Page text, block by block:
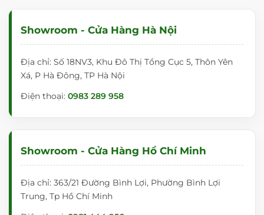
Showroom - Cửa Hàng Hà Nội
Địa chỉ: Số 18NV3, Khu Đô Thị Tổng Cục 5, Thôn Yên
Xá, P Hà Đông, TP Hà Nội
Điện thoại: 0983 289 958
Showroom - Cửa Hàng Hồ Chí Minh
Địa chỉ: 363/21 Đường Bình Lợi, Phường Bình Lợi
Trung, Tp Hồ Chí Minh